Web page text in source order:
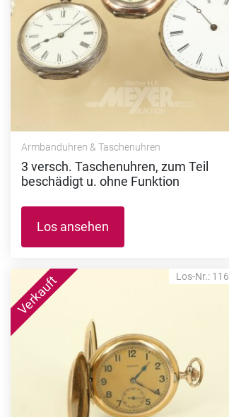
Armbanduhren & Taschenuhren
3 versch. Taschenuhren, zum Teil
beschädigt u. ohne Funktion
Los ansehen
Los-Nr.: 116